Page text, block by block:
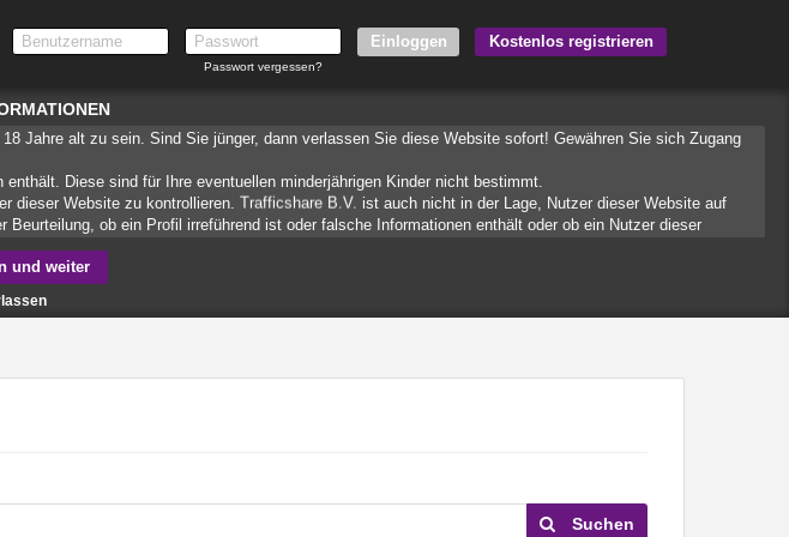
Passwort vergessen?
Kostenlos registrieren
Jahre alt zu sein. Sind Sie jünger, dann verlassen Sie diese Website sofort! Gewähren Sie sich Zugang
Diese sind für Ihre eventuellen minderjährigen Kinder nicht bestimmt.
dieser Website zu kontrollieren.
ist auch nicht in der Lage, Nutzer dieser Website auf
ob ein Profil irreführend ist oder falsche Informationen enthält oder ob ein Nutzer dieser
Daten aus dem Internet an Ihren Browser übermittelt werden und die es ermöglichen, auf Ihrem
gute oder schlechte Absichten hegen. Verwenden Sie auf der Website daher nie Ihren Nachnamen,
diese Website immer aufmerksam und vorsichtig.
physische Vereinbarungen mit Personen hinter fingierten Profilen sind folglich nicht möglich.
nicht eignen. Über Updates können neue Websites hinzugefügt werden.
anbieten. Erkundigen Sie sich bei Ihrem Internetprovider danach.
Sie nachsehen können, welche Websites von Ihren minderjährigen Kindern besucht wurden.
und weiter
Suchen